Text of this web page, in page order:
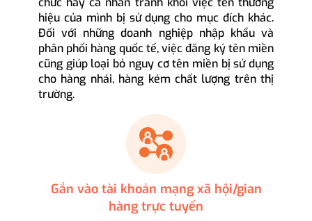
hiệu của mình bị sử dụng cho mục đích khác.
Đối với những doanh nghiệp nhập khẩu và
phân phối hàng quốc tế, việc đăng ký tên miền
cũng giúp loại bỏ nguy cơ tên miền bị sử dụng
cho hàng nhái, hàng kém chất lượng trên thị
trường.
Gắn vào tài khoản mạng xã hội/gian
hàng trực tuyến